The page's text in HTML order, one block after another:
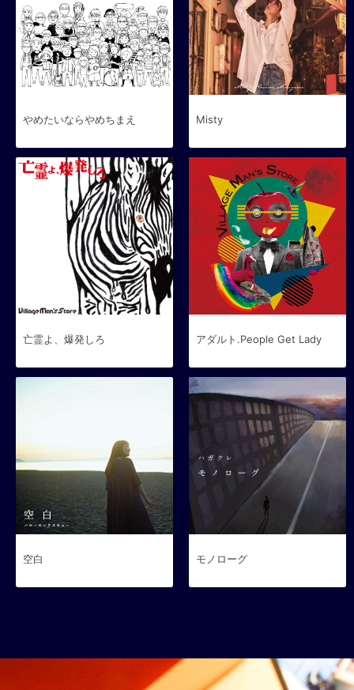
やめたいならやめちまえ Misty
亡霊よ、爆発しろ アダルト.People Get Lady
空白 モノローグ